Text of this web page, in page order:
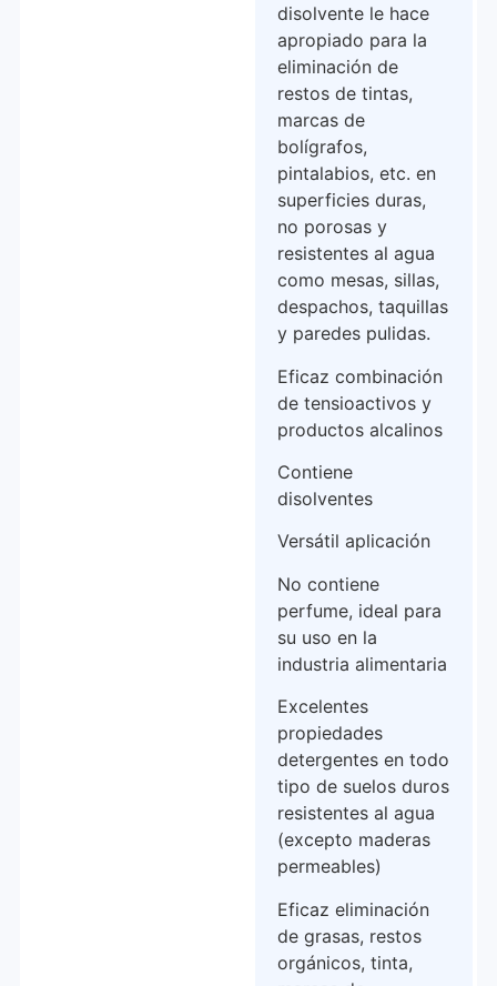
disolvente le hace
apropiado para la
eliminación de
restos de tintas,
marcas de
bolígrafos,
pintalabios, etc. en
superficies duras,
no porosas y
resistentes al agua
como mesas, sillas,
despachos, taquillas
y paredes pulidas.
Eficaz combinación
de tensioactivos y
productos alcalinos
Contiene
disolventes
Versátil aplicación
No contiene
perfume, ideal para
su uso en la
industria alimentaria
Excelentes
propiedades
detergentes en todo
tipo de suelos duros
resistentes al agua
(excepto maderas
permeables)
Eficaz eliminación
de grasas, restos
orgánicos, tinta,